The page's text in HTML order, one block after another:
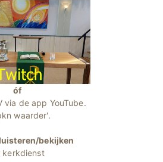
óf
via de app YouTube.
waarder'.
bekijken
kerkdienst